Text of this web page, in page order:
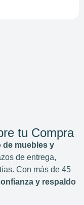
tu Compra
de muebles y
de entrega,
Con más de 45
y respaldo